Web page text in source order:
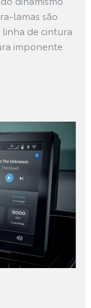
lamas são
de cintura
imponente.